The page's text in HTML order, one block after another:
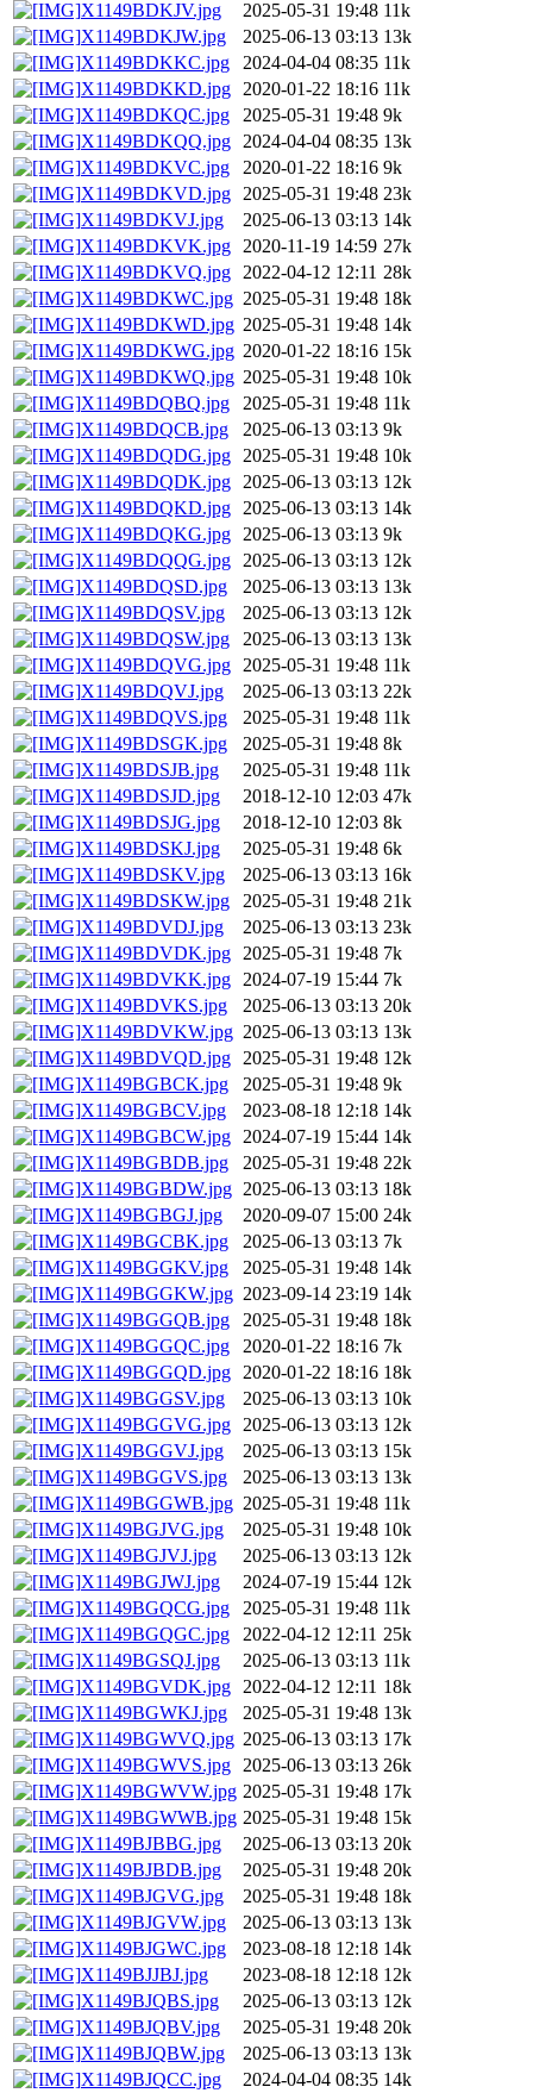
X1149BDKJV.jpg 2025-05-31 19:48 11k
X1149BDKJW.jpg
2025-06-13 03:13 13k
X1149BDKKC.jpg
2024-04-04 08:35 11k
X1149BDKKD.jpg
2020-01-22 18:16 11k
X1149BDKQC.jpg
2025-05-31 19:48 9k
X1149BDKQQ.jpg
2024-04-04 08:35 13k
X1149BDKVC.jpg
2020-01-22 18:16 9k
X1149BDKVD.jpg
2025-05-31 19:48 23k
X1149BDKVJ.jpg
2025-06-13 03:13 14k
X1149BDKVK.jpg
2020-11-19 14:59 27k
X1149BDKVQ.jpg
2022-04-12 12:11 28k
X1149BDKWC.jpg 2025-05-31 19:48 18k
X1149BDKWD.jpg 2025-05-31 19:48 14k
X1149BDKWG.jpg 2020-01-22 18:16 15k
X1149BDKWQ.jpg 2025-05-31 19:48 10k
X1149BDQBQ.jpg
2025-05-31 19:48 11k
X1149BDQCB.jpg
2025-06-13 03:13 9k
X1149BDQDG.jpg
2025-05-31 19:48 10k
X1149BDQDK.jpg
2025-06-13 03:13 12k
X1149BDQKD.jpg
2025-06-13 03:13 14k
X1149BDQKG.jpg
2025-06-13 03:13 9k
X1149BDQQG.jpg
2025-06-13 03:13 12k
X1149BDQSD.jpg
2025-06-13 03:13 13k
X1149BDQSV.jpg
2025-06-13 03:13 12k
X1149BDQSW.jpg
2025-06-13 03:13 13k
X1149BDQVG.jpg
2025-05-31 19:48 11k
X1149BDQVJ.jpg
2025-06-13 03:13 22k
X1149BDQVS.jpg
2025-05-31 19:48 11k
X1149BDSGK.jpg
2025-05-31 19:48 8k
X1149BDSJB.jpg
2025-05-31 19:48 11k
X1149BDSJD.jpg
2018-12-10 12:03 47k
X1149BDSJG.jpg
2018-12-10 12:03 8k
X1149BDSKJ.jpg
2025-05-31 19:48 6k
X1149BDSKV.jpg
2025-06-13 03:13 16k
X1149BDSKW.jpg
2025-05-31 19:48 21k
X1149BDVDJ.jpg
2025-06-13 03:13 23k
X1149BDVDK.jpg
2025-05-31 19:48 7k
X1149BDVKK.jpg
2024-07-19 15:44 7k
X1149BDVKS.jpg
2025-06-13 03:13 20k
X1149BDVKW.jpg 2025-06-13 03:13 13k
X1149BDVQD.jpg
2025-05-31 19:48 12k
X1149BGBCK.jpg
2025-05-31 19:48 9k
X1149BGBCV.jpg
2023-08-18 12:18 14k
X1149BGBCW.jpg
2024-07-19 15:44 14k
X1149BGBDB.jpg
2025-05-31 19:48 22k
X1149BGBDW.jpg 2025-06-13 03:13 18k
X1149BGBGJ.jpg
2020-09-07 15:00 24k
X1149BGCBK.jpg
2025-06-13 03:13 7k
X1149BGGKV.jpg
2025-05-31 19:48 14k
X1149BGGKW.jpg 2023-09-14 23:19 14k
X1149BGGQB.jpg
2025-05-31 19:48 18k
X1149BGGQC.jpg
2020-01-22 18:16 7k
X1149BGGQD.jpg
2020-01-22 18:16 18k
X1149BGGSV.jpg
2025-06-13 03:13 10k
X1149BGGVG.jpg
2025-06-13 03:13 12k
X1149BGGVJ.jpg
2025-06-13 03:13 15k
X1149BGGVS.jpg
2025-06-13 03:13 13k
X1149BGGWB.jpg 2025-05-31 19:48 11k
X1149BGJVG.jpg
2025-05-31 19:48 10k
X1149BGJVJ.jpg
2025-06-13 03:13 12k
X1149BGJWJ.jpg
2024-07-19 15:44 12k
X1149BGQCG.jpg
2025-05-31 19:48 11k
X1149BGQGC.jpg
2022-04-12 12:11 25k
X1149BGSQJ.jpg
2025-06-13 03:13 11k
X1149BGVDK.jpg
2022-04-12 12:11 18k
X1149BGWKJ.jpg
2025-05-31 19:48 13k
X1149BGWVQ.jpg 2025-06-13 03:13 17k
X1149BGWVS.jpg
2025-06-13 03:13 26k
X1149BGWVW.jpg 2025-05-31 19:48 17k
X1149BGWWB.jpg 2025-05-31 19:48 15k
X1149BJBBG.jpg
2025-06-13 03:13 20k
X1149BJBDB.jpg
2025-05-31 19:48 20k
X1149BJGVG.jpg
2025-05-31 19:48 18k
X1149BJGVW.jpg
2025-06-13 03:13 13k
X1149BJGWC.jpg
2023-08-18 12:18 14k
X1149BJJBJ.jpg
2023-08-18 12:18 12k
X1149BJQBS.jpg
2025-06-13 03:13 12k
X1149BJQBV.jpg
2025-05-31 19:48 20k
X1149BJQBW.jpg
2025-06-13 03:13 13k
X1149BJQCC.jpg
2024-04-04 08:35 14k